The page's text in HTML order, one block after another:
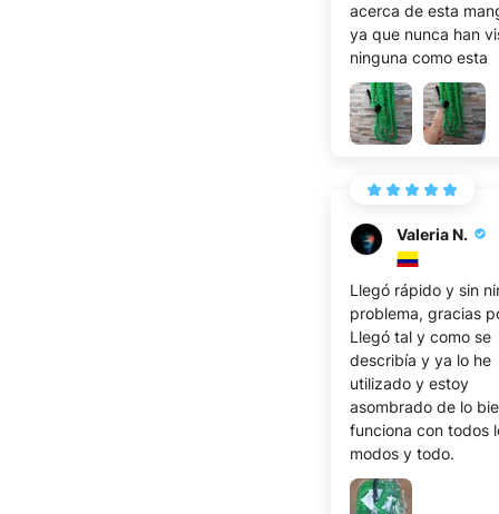
acerca de esta
ya que nunca han
ninguna como esta
Valeria N.
Llegó rápido y sin
problema, gracias
Llegó tal y como se
describía y ya lo he
utilizado y estoy
asombrado de lo
funciona con todos
modos y todo.